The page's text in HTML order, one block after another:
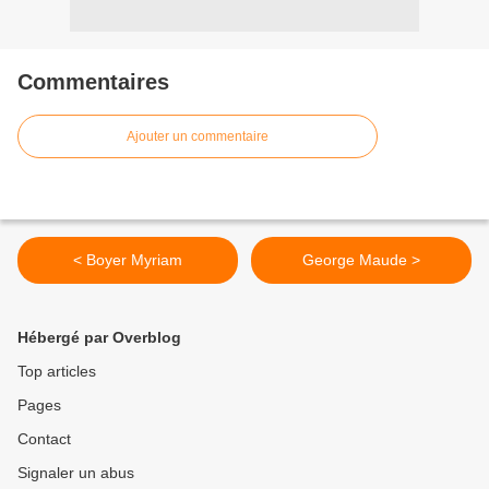
Commentaires
Ajouter un commentaire
< Boyer Myriam George Maude >
Hébergé par Overblog
Top articles
Pages
Contact
Signaler un abus